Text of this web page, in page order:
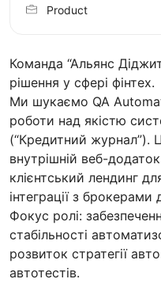
Команда “Альянс
рішення у сфері фінтех.
Ми шукаємо QA
роботи над якістю
(“Кредитний журнал”).
внутрішній веб-
клієнтський лендинг
інтеграції з
Фокус ролі:
стабільності
розвиток стратегії
автотестів.
Product